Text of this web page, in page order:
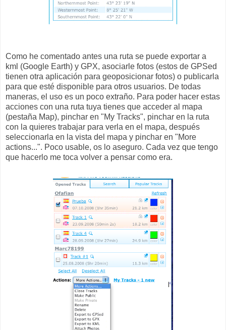
Como he comentado antes una ruta se puede exportar a
kml (Google Earth) y GPX, asociarle fotos (estos de GPSed
tienen otra aplicación para geoposicionar fotos) o publicarla
para que esté disponible para otros usuarios. De todas
maneras, el uso es un poco extraño. Para poder hacer estas
acciones con una ruta tuya tienes que acceder al mapa
(pestaña Map), pinchar en "My Tracks", pinchar en la ruta
con la quieres trabajar para verla en el mapa, después
seleccionarla en la vista del mapa y pinchar en "More
actions...". Poco usable, os lo aseguro. Cada vez que tengo
que hacerlo me toca volver a pensar como era.